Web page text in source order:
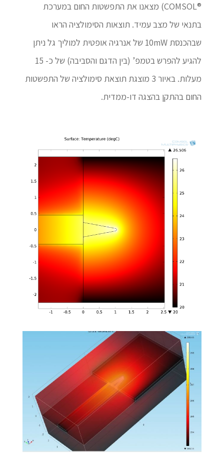
®COMSOL) מצאנו את התפשטות החום במערכת
בתנאי של מצב עמיד. תוצאות הסימולציה הראו
שבהכנסת 10mW של אנרגיה אופטית למוליך גל ניתן
להגיע להפרש בטמפ’ (בין הדגם והסביבה) של כ- 15
מעלות. באיור 3 מוצגת תוצאת סימולציה של התפשטות
החום בהתקן בהצגה דו-ממדית.